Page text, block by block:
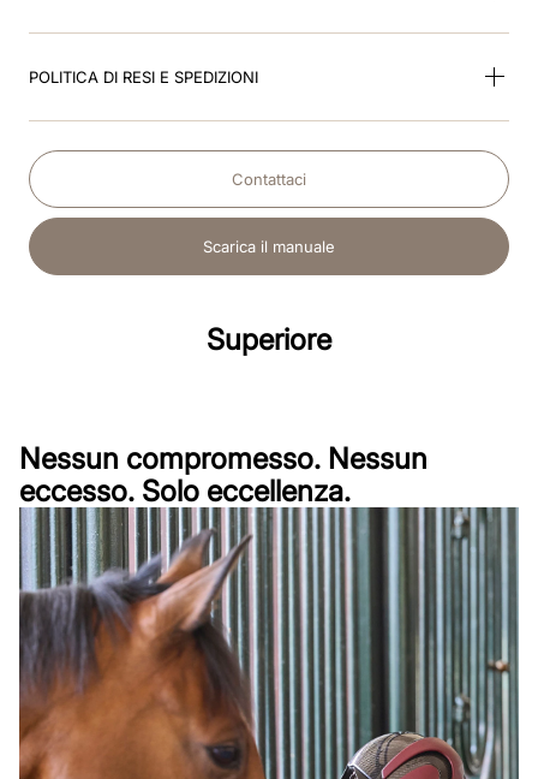
POLITICA DI RESI E SPEDIZIONI
Contattaci
Scarica il manuale
Superiore
Nessun compromesso. Nessun
eccesso. Solo eccellenza.